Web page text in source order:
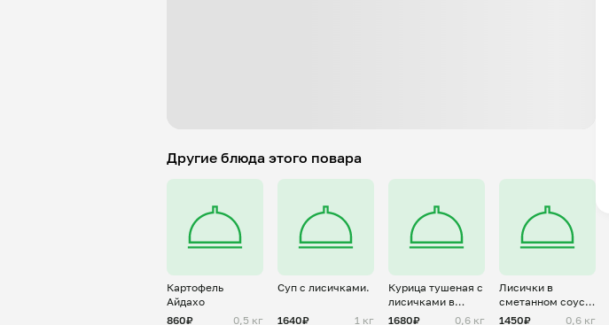
Другие блюда этого повара
Картофель
Айдахо
860₽
0,5 кг
Суп с лисичками.
1640₽ 1 кг
Курица тушеная с
лисичками в
сметанном соусе
1680₽ 0,6 кг
Лисички в
сметанном соусе
с картофелем
1450₽ 0,6 кг